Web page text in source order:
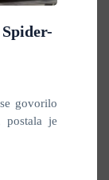
govorilo
postala je